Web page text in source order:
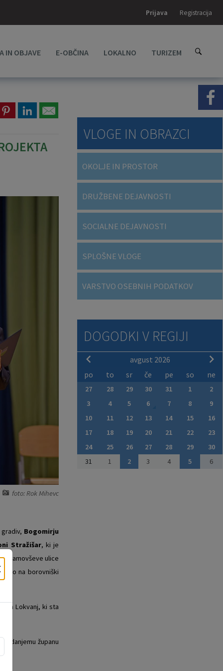
Prijava Registracija
IN OBJAVE E-OBČINA LOKALNO TURIZEM
foto: Rok Mihevc
Bogomirju
Stražišar, ki je
Ramovševe ulice
na borovniški
Lokvanj, ki sta
županu
VLOGE IN OBRAZCI
OKOLJE IN PROSTOR
DRUŽBENE DEJAVNOSTI
SOCIALNE DEJAVNOSTI
SPLOŠNE VLOGE
VARSTVO OSEBNIH PODATKOV
DOGODKI V REGIJI
avgust 2026
po
to sr če pe so ne
27 28 29 30 31 1
2
3
4 5 6 7 8
9
10
11 12 13 14 15
16
17
18 19 20 21 22
23
24
25 26 27 28 29
30
31
1 2 3 4 5 6